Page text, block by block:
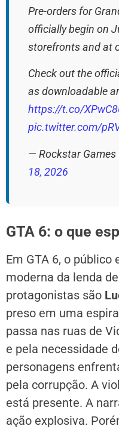
Pre-orders for
officially begin on
storefronts and at
Check out the
as downloadable
https://t.co/
pic.twitter.com/
— Rockstar Games
18, 2026
GTA 6: o que
Em GTA 6, o
moderna da lenda
protagonistas são
preso em uma
passa nas ruas de
e pela necessidade
personagens
pela corrupção. A
está presente. A
ação explosiva.